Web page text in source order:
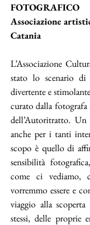
FOTOGRAFICO
Associazione
Catania
L’Associazione
stato lo scenario di
divertente e
curato dalla fotografa
dell’Autoritratto.
anche per i tanti
scopo è quello di
sensibilità
come ci vediamo,
vorremmo essere e
viaggio alla
stessi, delle proprie